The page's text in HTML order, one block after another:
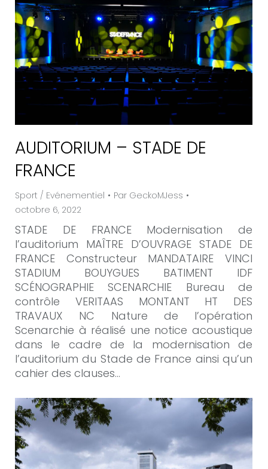
AUDITORIUM – STADE DE
FRANCE
Sport / Evénementiel Par GeckoMJess
octobre 6, 2022
STADE DE FRANCE Modernisation de
l’auditorium MAÎTRE D’OUVRAGE STADE DE
FRANCE Constructeur MANDATAIRE VINCI
STADIUM BOUYGUES BATIMENT IDF
SCÉNOGRAPHIE SCENARCHIE Bureau de
contrôle VERITAAS MONTANT HT DES
TRAVAUX NC Nature de l’opération
Scenarchie à réalisé une notice acoustique
dans le cadre de la modernisation de
l’auditorium du Stade de France ainsi qu’un
cahier des clauses…